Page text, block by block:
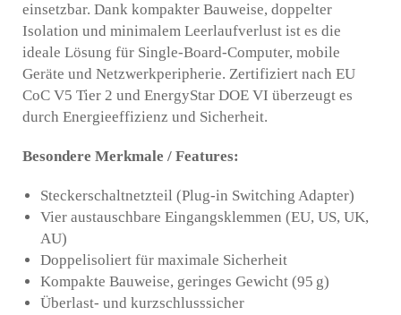
einsetzbar. Dank kompakter Bauweise, doppelter
Isolation und minimalem Leerlaufverlust ist es die
ideale Lösung für Single-Board-Computer, mobile
Geräte und Netzwerkperipherie. Zertifiziert nach EU
CoC V5 Tier 2 und EnergyStar DOE VI überzeugt es
durch Energieeffizienz und Sicherheit.
Besondere Merkmale / Features:
Steckerschaltnetzteil (Plug-in Switching Adapter)
Vier austauschbare Eingangsklemmen (EU, US, UK,
AU)
Doppelisoliert für maximale Sicherheit
Kompakte Bauweise, geringes Gewicht (95 g)
Überlast- und kurzschlusssicher